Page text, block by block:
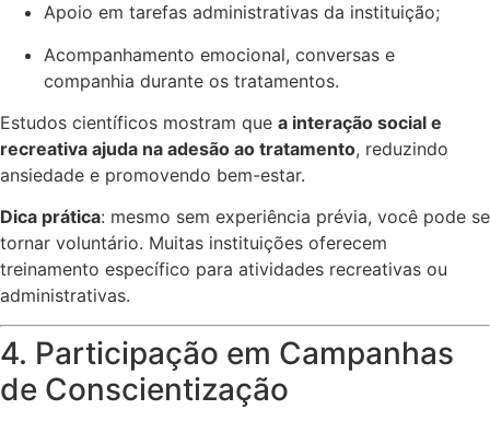
Apoio em tarefas administrativas da instituição;
Acompanhamento emocional, conversas e
companhia durante os tratamentos.
Estudos científicos mostram que a interação social e
recreativa ajuda na adesão ao tratamento, reduzindo
ansiedade e promovendo bem-estar.
Dica prática: mesmo sem experiência prévia, você pode se
tornar voluntário. Muitas instituições oferecem
treinamento específico para atividades recreativas ou
administrativas.
4. Participação em Campanhas
de Conscientização